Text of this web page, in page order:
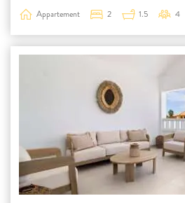
Appartement 2 1.5 4